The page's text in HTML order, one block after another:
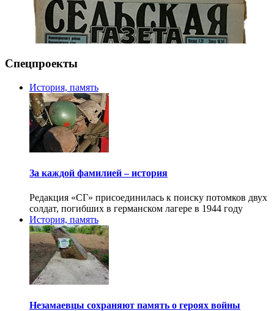
Спецпроекты
История, память
За каждой фамилией – история
Редакция «СГ» присоединилась к поиску потомков двух
солдат, погибших в германском лагере в 1944 году
История, память
Незамаевцы сохраняют память о героях войны